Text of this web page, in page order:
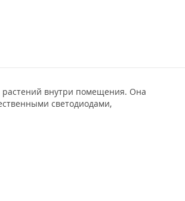
растений внутри помещения. Она
светодиодами,